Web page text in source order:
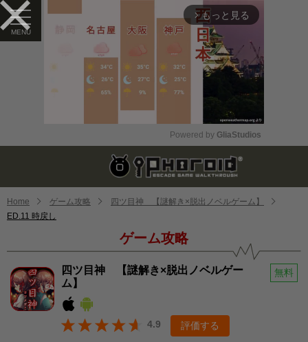
arrow_forward_ios もっと見る
Mute
Powered by GliaStudios
Home ゲーム攻略
四ツ目神 【謎解き×脱出ノベルゲーム】
ED.11 時戻し
ゲーム攻略
四ツ目神 【謎解き×脱出ノベルゲー
ム】
無料
4.9 評価する